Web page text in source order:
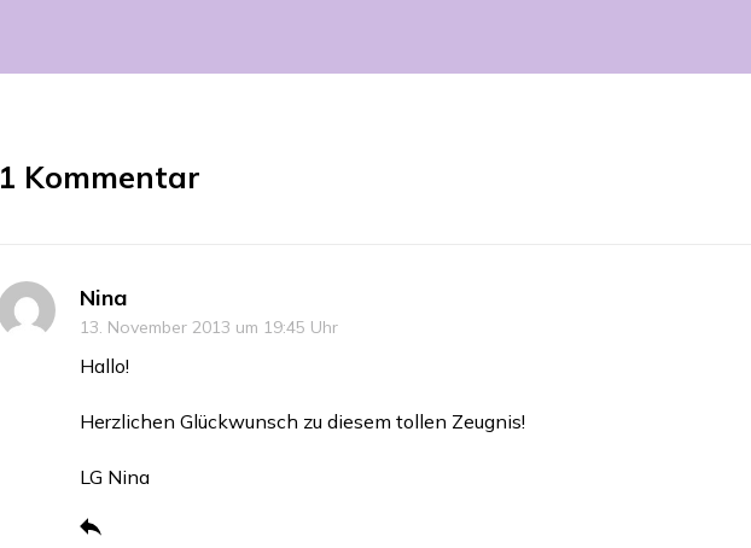
1 Kommentar
Nina
13. November 2013 um 19:45 Uhr
Hallo!
Herzlichen Glückwunsch zu diesem tollen Zeugnis!
LG Nina